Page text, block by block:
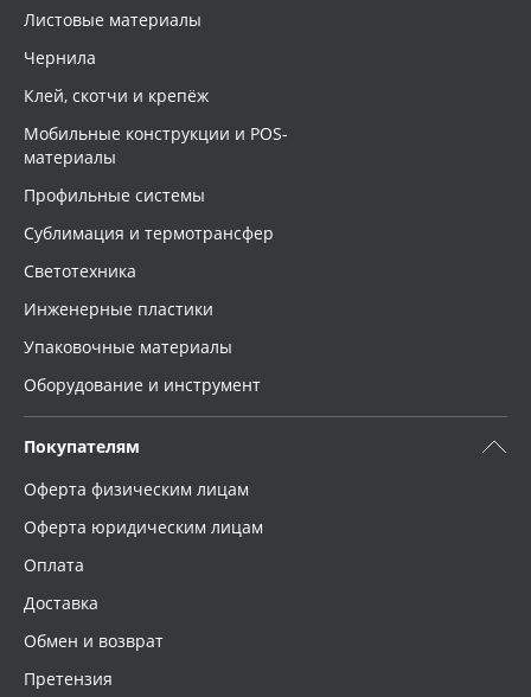
Листовые материалы
Чернила
Клей, скотчи и крепёж
Мобильные конструкции и POS-
материалы
Профильные системы
Сублимация и термотрансфер
Светотехника
Инженерные пластики
Упаковочные материалы
Оборудование и инструмент
Покупателям
Оферта физическим лицам
Оферта юридическим лицам
Оплата
Доставка
Обмен и возврат
Претензия